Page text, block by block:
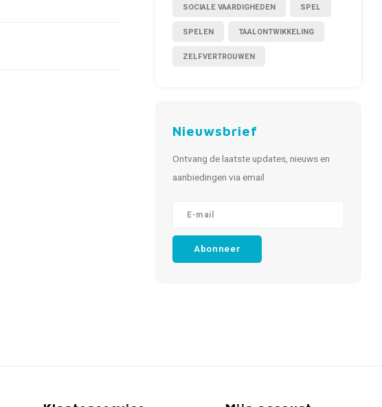
SOCIALE VAARDIGHEDEN SPEL
SPELEN TAALONTWIKKELING
ZELFVERTROUWEN
Nieuwsbrief
Ontvang de laatste updates, nieuws en
aanbiedingen via email
Abonneer